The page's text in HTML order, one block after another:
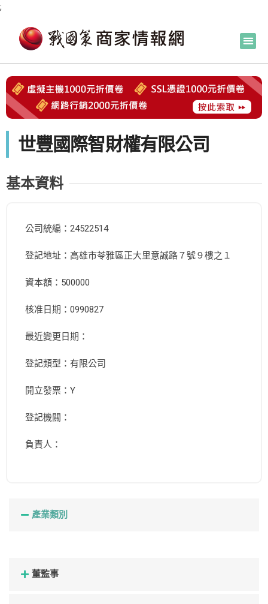
;
世豐國際智財權有限公司
基本資料
公司統編：24522514
登記地址：高雄市苓雅區正大里意誠路７號９樓之１
資本額：500000
核准日期：0990827
最近變更日期：
登記類型：有限公司
開立發票：Y
登記機關：
負責人：
產業類別
董監事